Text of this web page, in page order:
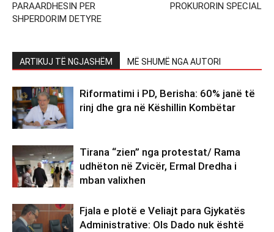
PARAARDHESIN PER
SHPERDORIM DETYRE
PROKURORIN SPECIAL
ARTIKUJ TË NGJASHËM MË SHUMË NGA AUTORI
Riformatimi i PD, Berisha: 60% janë të
rinj dhe gra në Këshillin Kombëtar
Tirana “zien” nga protestat/ Rama
udhëton në Zvicër, Ermal Dredha i
mban valixhen
Fjala e plotë e Veliajt para Gjykatës
Administrative: Ols Dado nuk është